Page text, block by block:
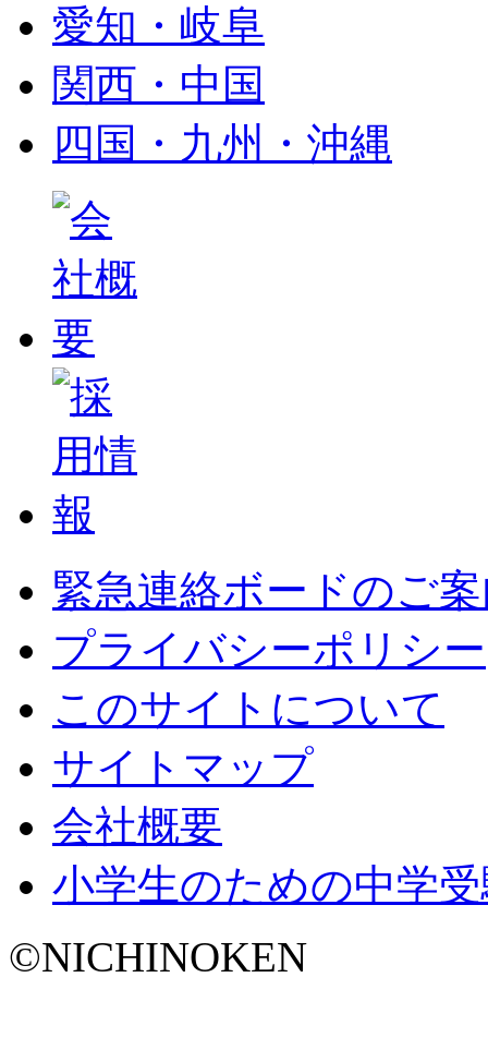
愛知・岐阜
関西・中国
四国・九州・沖縄
緊急連絡ボードのご
プライバシーポリシー
このサイトについて
サイトマップ
会社概要
小学生のための中学
©NICHINOKEN